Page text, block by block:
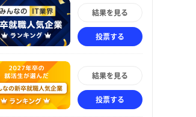
結果を見る
投票する
結果を見る
投票する